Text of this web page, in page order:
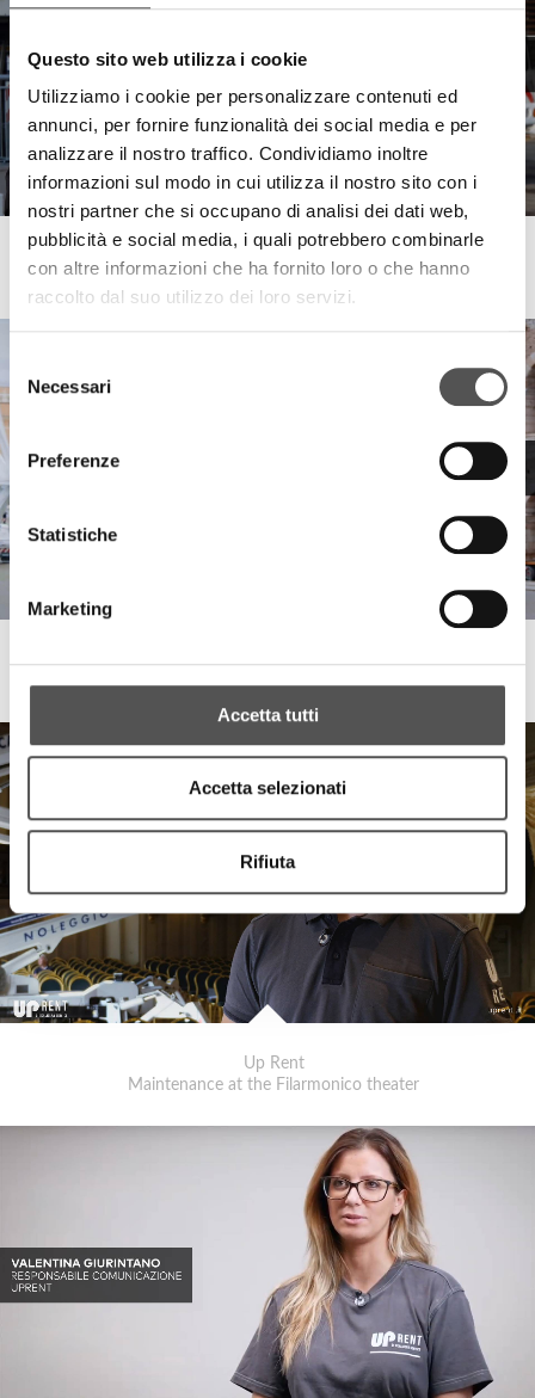
Questo sito web utilizza i cookie
Utilizziamo i cookie per personalizzare contenuti ed
annunci, per fornire funzionalità dei social media e per
analizzare il nostro traffico. Condividiamo inoltre
informazioni sul modo in cui utilizza il nostro sito con i
nostri partner che si occupano di analisi dei dati web,
pubblicità e social media, i quali potrebbero combinarle
con altre informazioni che ha fornito loro o che hanno
raccolto dal suo utilizzo dei loro servizi.
del
consenso
Necessari
Preferenze
Statistiche
Marketing
Accetta tutti
Accetta selezionati
Rifiuta
Cisterns lifting Cantine Soave
UpRent
Installation of the Christmas Star Arena di Verona
Up Rent
Maintenance at the Filarmonico theater